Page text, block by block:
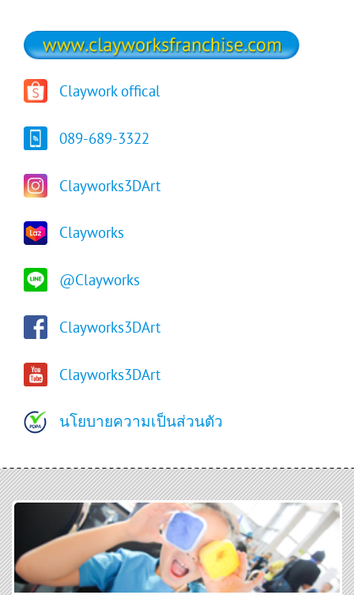
Claywork offical
089-689-3322
Clayworks3DArt
Clayworks
@Clayworks
Clayworks3DArt
Clayworks3DArt
นโยบายความเป็นส่วนตัว